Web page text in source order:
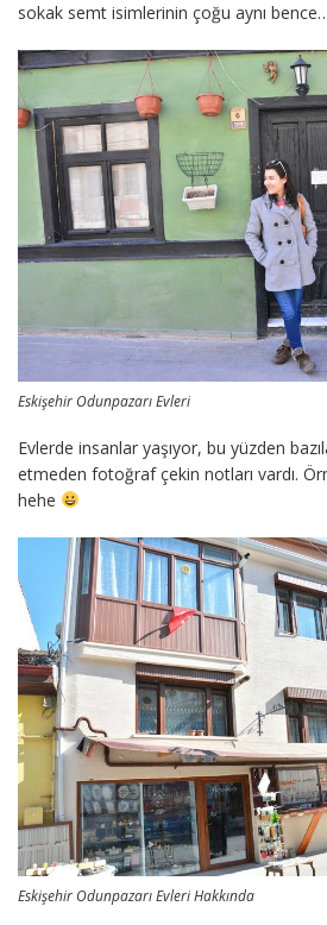
sokak semt isimlerinin çoğu aynı
Eskişehir Odunpazarı Evleri
Evlerde insanlar yaşıyor, bu yüzden
etmeden fotoğraf çekin notları vardı.
hehe
Eskişehir Odunpazarı Evleri Hakkında